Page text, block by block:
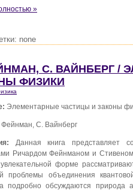
»
none
С. ВАЙНБЕРГ /
ФИЗИКИ
Элементарные частицы и законы
Фейнман, С. Вайнберг
Данная книга представляет
Ричардом Фейнманом и
форме
проблемы объединения
подробно обсуждаются природа